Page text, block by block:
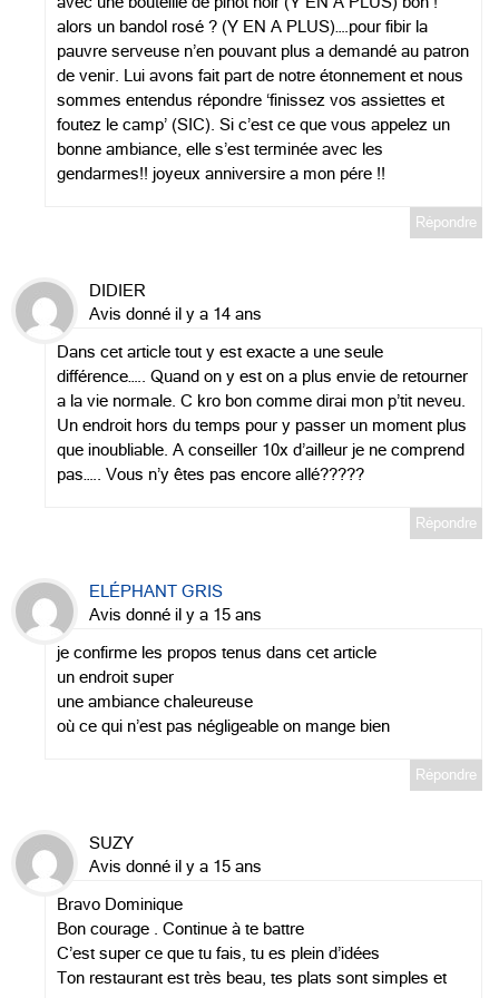
alors un bandol rosé ? (Y EN A PLUS)….pour fibir la
pauvre serveuse n’en pouvant plus a demandé au patron
de venir. Lui avons fait part de notre étonnement et nous
sommes entendus répondre ‘finissez vos assiettes et
foutez le camp’ (SIC). Si c’est ce que vous appelez un
bonne ambiance, elle s’est terminée avec les
gendarmes!! joyeux anniversire a mon pére !!
Répondre
DIDIER
Avis donné il y a 14 ans
Dans cet article tout y est exacte a une seule
différence….. Quand on y est on a plus envie de retourner
a la vie normale. C kro bon comme dirai mon p’tit neveu.
Un endroit hors du temps pour y passer un moment plus
que inoubliable. A conseiller 10x d’ailleur je ne comprend
pas….. Vous n’y êtes pas encore allé?????
Répondre
ELÉPHANT GRIS
Avis donné il y a 15 ans
je confirme les propos tenus dans cet article
un endroit super
une ambiance chaleureuse
où ce qui n’est pas négligeable on mange bien
Répondre
SUZY
Avis donné il y a 15 ans
Bravo Dominique
Bon courage . Continue à te battre
C’est super ce que tu fais, tu es plein d’idées
Ton restaurant est très beau, tes plats sont simples et